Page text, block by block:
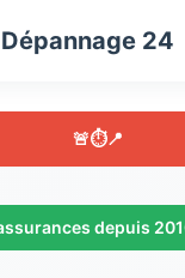
24
🚨⏱️📍
depuis